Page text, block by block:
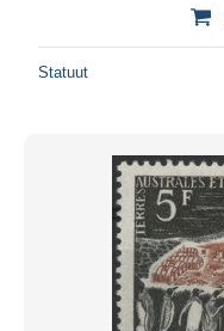
Statuut